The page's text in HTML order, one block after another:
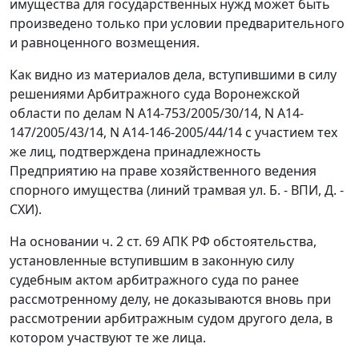
имущества для государственных нужд может быть
произведено только при условии предварительного
и равноценного возмещения.
Как видно из материалов дела, вступившими в силу
решениями Арбитражного суда Воронежской
области по делам N А14-753/2005/30/14, N А14-
147/2005/43/14, N А14-146-2005/44/14 с участием тех
же лиц, подтверждена принадлежность
Предприятию на праве хозяйственного ведения
спорного имущества (линий трамвая ул. Б. - ВПИ, Д. -
СХИ).
На основании ч. 2 ст. 69 АПК РФ обстоятельства,
установленные вступившим в законную силу
судебным актом арбитражного суда по ранее
рассмотренному делу, не доказываются вновь при
рассмотрении арбитражным судом другого дела, в
котором участвуют те же лица.